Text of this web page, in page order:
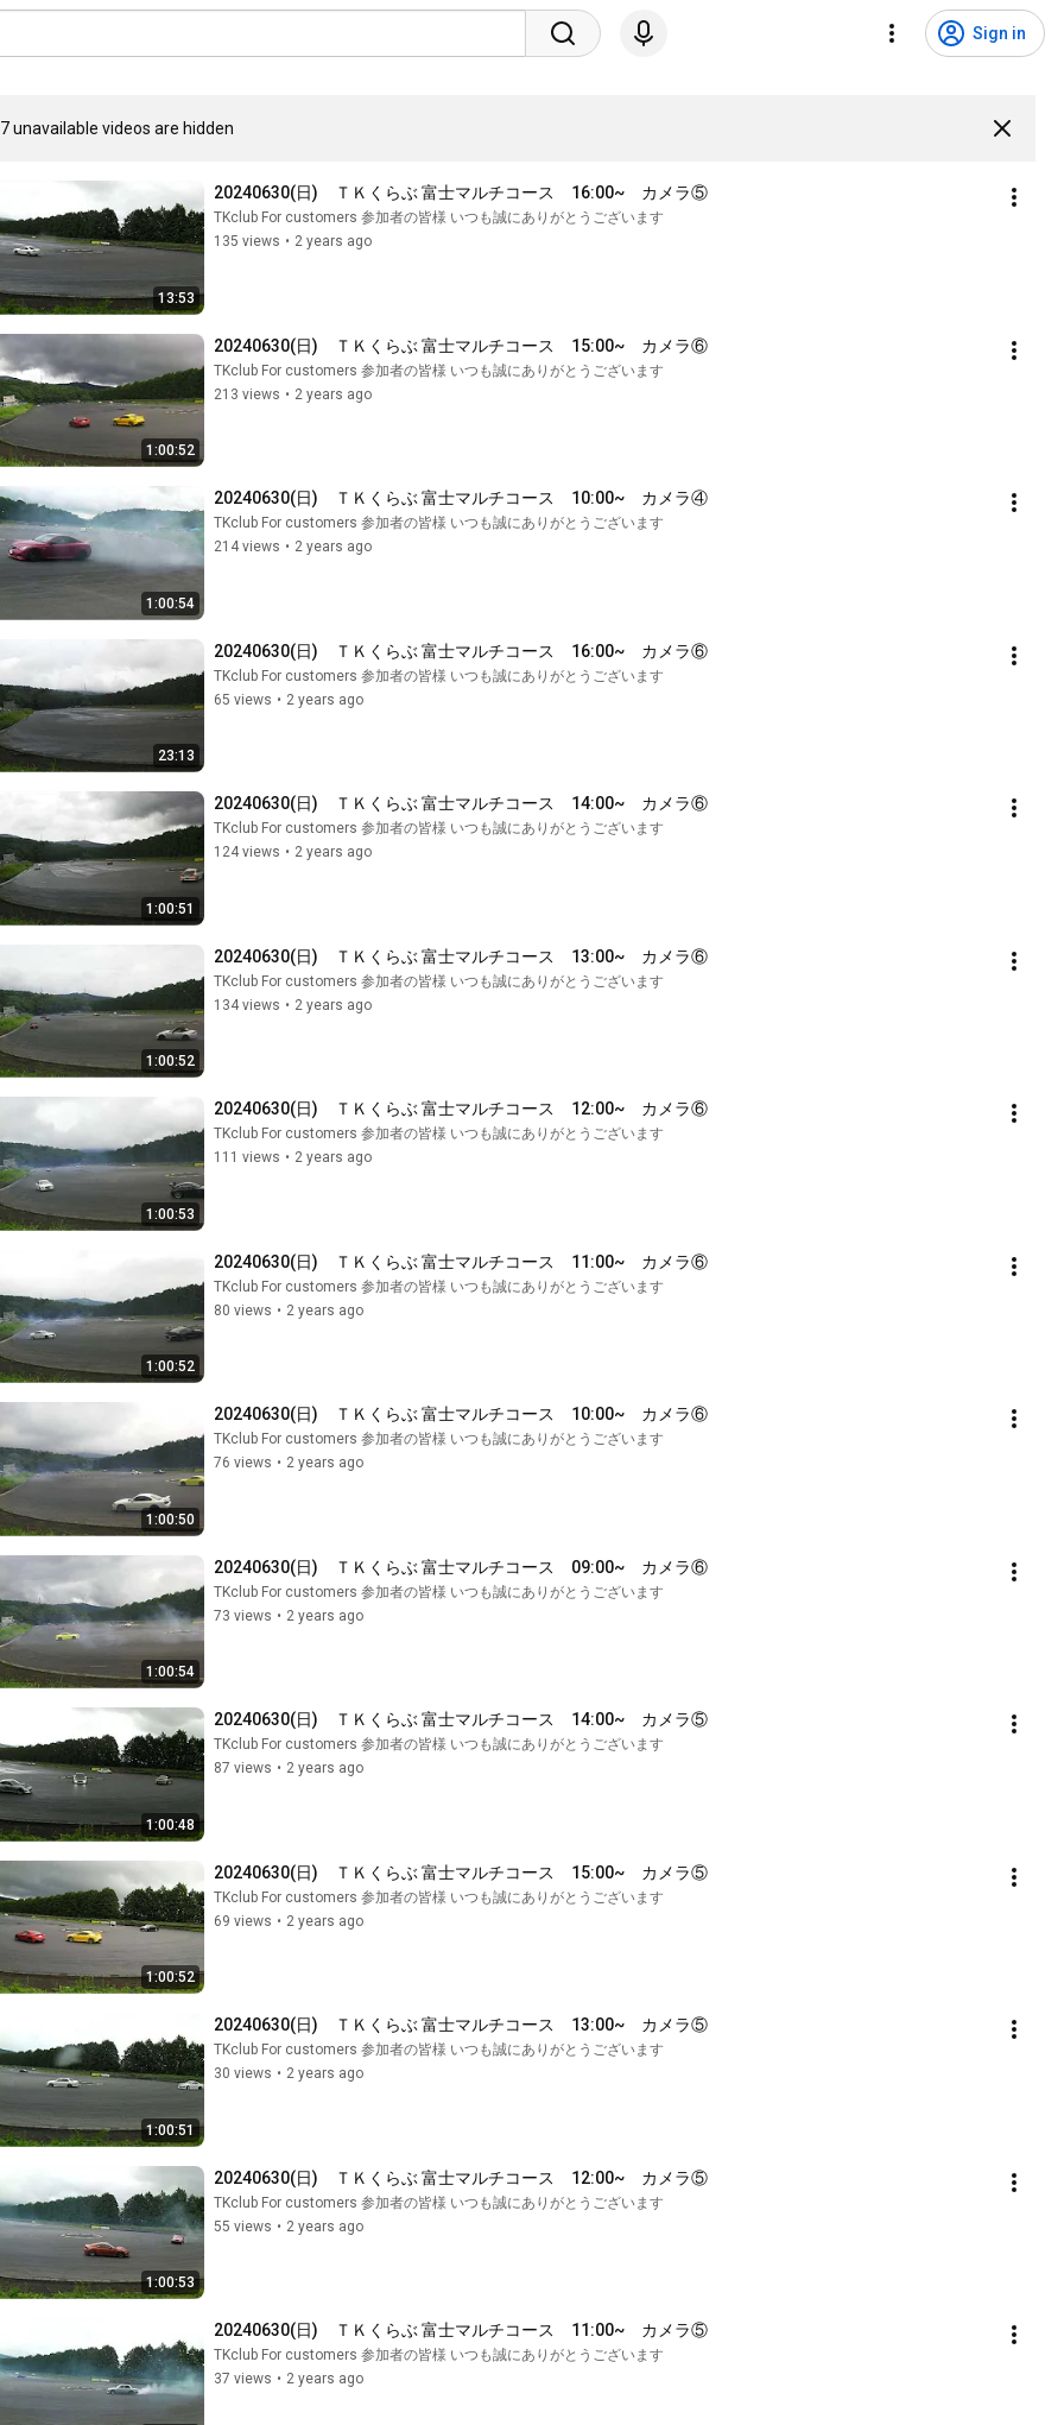
Sign in
7 unavailable videos are hidden
13:53
20240630(日)　ＴＫくらぶ 富士マルチコース　16:00~　カメラ⑤
TKclub For customers 参加者の皆様 いつも誠にありがとうございます
135 views • 2 years ago
1:00:52
20240630(日)　ＴＫくらぶ 富士マルチコース　15:00~　カメラ⑥
TKclub For customers 参加者の皆様 いつも誠にありがとうございます
213 views • 2 years ago
1:00:54
20240630(日)　ＴＫくらぶ 富士マルチコース　10:00~　カメラ④
TKclub For customers 参加者の皆様 いつも誠にありがとうございます
214 views • 2 years ago
23:13
20240630(日)　ＴＫくらぶ 富士マルチコース　16:00~　カメラ⑥
TKclub For customers 参加者の皆様 いつも誠にありがとうございます
65 views • 2 years ago
1:00:51
20240630(日)　ＴＫくらぶ 富士マルチコース　14:00~　カメラ⑥
TKclub For customers 参加者の皆様 いつも誠にありがとうございます
124 views • 2 years ago
1:00:52
20240630(日)　ＴＫくらぶ 富士マルチコース　13:00~　カメラ⑥
TKclub For customers 参加者の皆様 いつも誠にありがとうございます
134 views • 2 years ago
1:00:53
20240630(日)　ＴＫくらぶ 富士マルチコース　12:00~　カメラ⑥
TKclub For customers 参加者の皆様 いつも誠にありがとうございます
111 views • 2 years ago
1:00:52
20240630(日)　ＴＫくらぶ 富士マルチコース　11:00~　カメラ⑥
TKclub For customers 参加者の皆様 いつも誠にありがとうございます
80 views • 2 years ago
1:00:50
20240630(日)　ＴＫくらぶ 富士マルチコース　10:00~　カメラ⑥
TKclub For customers 参加者の皆様 いつも誠にありがとうございます
76 views • 2 years ago
1:00:54
20240630(日)　ＴＫくらぶ 富士マルチコース　09:00~　カメラ⑥
TKclub For customers 参加者の皆様 いつも誠にありがとうございます
73 views • 2 years ago
1:00:48
20240630(日)　ＴＫくらぶ 富士マルチコース　14:00~　カメラ⑤
TKclub For customers 参加者の皆様 いつも誠にありがとうございます
87 views • 2 years ago
1:00:52
20240630(日)　ＴＫくらぶ 富士マルチコース　15:00~　カメラ⑤
TKclub For customers 参加者の皆様 いつも誠にありがとうございます
69 views • 2 years ago
1:00:51
20240630(日)　ＴＫくらぶ 富士マルチコース　13:00~　カメラ⑤
TKclub For customers 参加者の皆様 いつも誠にありがとうございます
30 views • 2 years ago
1:00:53
20240630(日)　ＴＫくらぶ 富士マルチコース　12:00~　カメラ⑤
TKclub For customers 参加者の皆様 いつも誠にありがとうございます
55 views • 2 years ago
20240630(日)　ＴＫくらぶ 富士マルチコース　11:00~　カメラ⑤
TKclub For customers 参加者の皆様 いつも誠にありがとうございます
37 views • 2 years ago